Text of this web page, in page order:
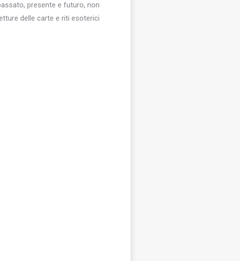
presente e futuro, non
delle carte e riti esoterici